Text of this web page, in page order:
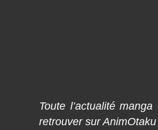
Toute l’actualité
retrouver sur